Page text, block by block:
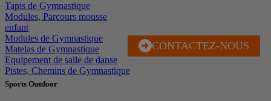
J'EN PROFITE
CONTACTEZ-NOUS
Tapis de Gymnastique
Modules, Parcours mousse
enfant
Modules de Gymnastique
Matelas de Gymnastique
Equipement de salle de danse
Pistes, Chemins de Gymnastique
Sports Outdoor